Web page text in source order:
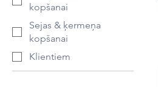
kopšanai
Sejas & ķermeņa
kopšanai
Klientiem